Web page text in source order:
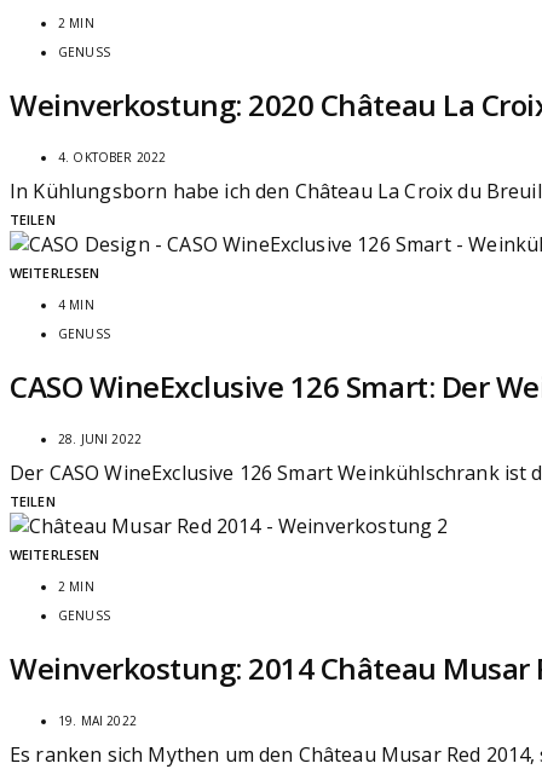
2 MIN
GENUSS
Weinverkostung: 2020 Château La
4. OKTOBER 2022
In Kühlungsborn habe ich den Château La Croix du
TEILEN
WEITERLESEN
4 MIN
GENUSS
CASO WineExclusive 126 Smart: Der
28. JUNI 2022
Der CASO WineExclusive 126 Smart Weinkühlschrank
TEILEN
WEITERLESEN
2 MIN
GENUSS
Weinverkostung: 2014 Château Musar
19. MAI 2022
Es ranken sich Mythen um den Château Musar Red